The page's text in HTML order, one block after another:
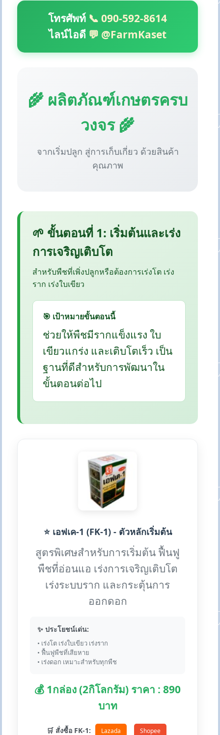
โทรศัพท์ 📞 090-592-8614
ไลน์ไอดี 💬 @FarmKaset
🌾 ผลิตภัณฑ์เกษตรครบ
วงจร 🌾
จากเริ่มปลูก สู่การเก็บเกี่ยว ด้วยสินค้า
คุณภาพ
🌱 ขั้นตอนที่ 1: เริ่มต้นและเร่ง
การเจริญเติบโต
สำหรับพืชที่เพิ่งปลูกหรือต้องการเร่งโต เร่ง
ราก เร่งใบเขียว
🎯 เป้าหมายขั้นตอนนี้
ช่วยให้พืชมีรากแข็งแรง ใบ
เขียวแกร่ง และเติบโตเร็ว เป็น
ฐานที่ดีสำหรับการพัฒนาใน
ขั้นตอนต่อไป
⭐ เอฟเค-1 (FK-1) - ตัวหลักเริ่มต้น
สูตรพิเศษสำหรับการเริ่มต้น ฟื้นฟู
พืชที่อ่อนแอ เร่งการเจริญเติบโต
เร่งระบบราก และกระตุ้นการ
ออกดอก
✨ ประโยชน์เด่น:
• เร่งโต เร่งใบเขียว เร่งราก
• ฟื้นฟูพืชที่เสียหาย
• เร่งดอก เหมาะสำหรับทุกพืช
💰 1กล่อง (2กิโลกรัม) ราคา : 890
บาท
🛒 สั่งซื้อ FK-1: Lazada Shopee